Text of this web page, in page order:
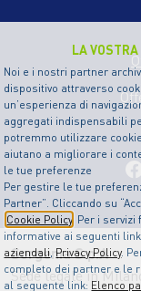
LA
Noi e i nostri partner
dispositivo attraverso
un’esperienza di
aggregati indispensabili
potremmo utilizzare
aiutano a migliorare i
le tue preferenze
Per gestire le tue
Partner”. Cliccando su
Cookie Policy . Per i
informative ai seguenti
aziendali, Privacy Policy.
completo dei partner e le
al seguente link: Elenco
Sorgenia S.p.A
Sede legale in